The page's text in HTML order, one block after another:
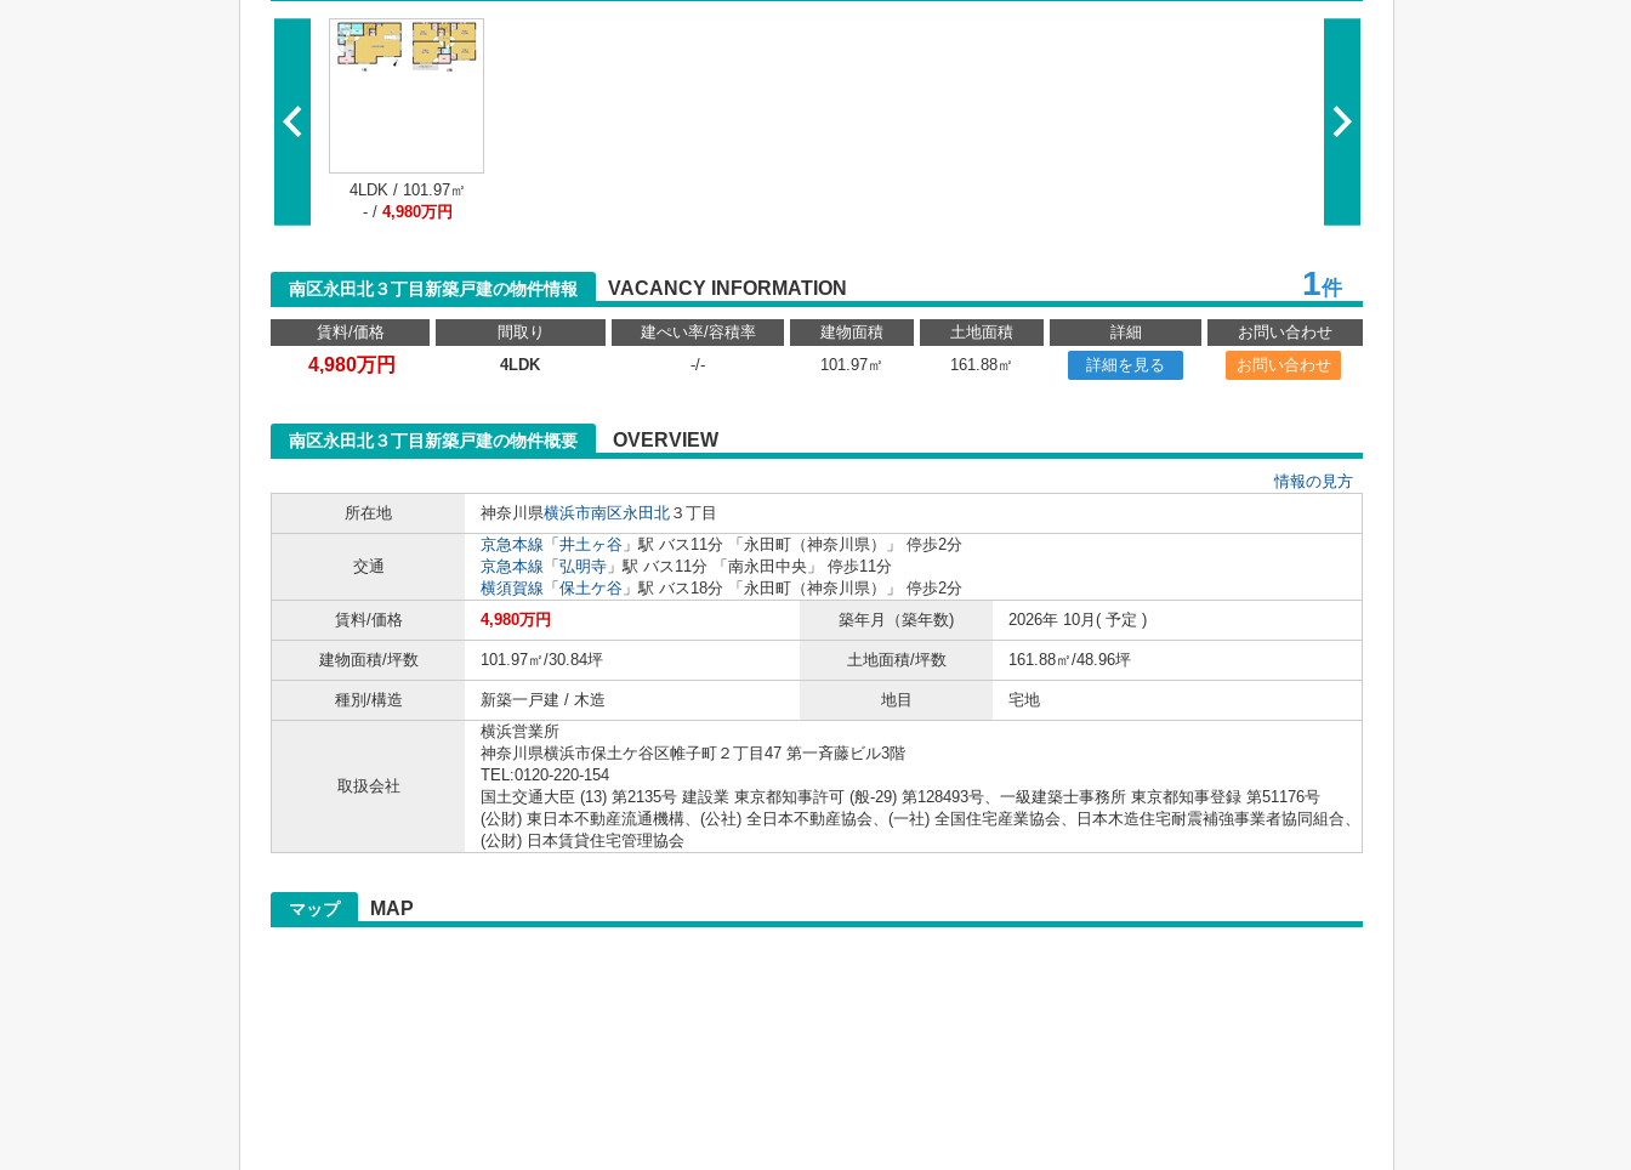
4LDK / 101.97㎡
- / 4,980万円
南区永田北３丁目新築戸建の物件情報 VACANCY INFORMATION 1件
賃料/価格 間取り 建ぺい率/容積率 建物面積 土地面積 詳細 お問い合わせ
4,980万円 4LDK -/- 101.97㎡ 161.88㎡ 詳細を見る お問い合わせ
南区永田北３丁目新築戸建の物件概要 OVERVIEW
情報の見方
所在地
神奈川県横浜市南区永田北 ３丁目
交通
京急本線 「 井土ヶ谷 」駅 バス11分 「永田町（神奈川県）」 停歩2分
京急本線 「 弘明寺 」駅 バス11分 「南永田中央」 停歩11分
横須賀線 「 保土ケ谷 」駅 バス18分 「永田町（神奈川県）」 停歩2分
賃料/価格
4,980万円 築年月（築年数) 2026年 10月( 予定 )
建物面積/坪数 101.97㎡/30.84坪 土地面積/坪数 161.88㎡/48.96坪
種別/構造 新築一戸建 / 木造 地目 宅地
取扱会社
横浜営業所
神奈川県横浜市保土ケ谷区帷子町２丁目47 第一斉藤ビル3階
TEL:0120-220-154
国土交通大臣 (13) 第2135号 建設業 東京都知事許可 (般-29) 第128493号、一級建築士事務所 東京都知事登録 第51176号
(公財) 東日本不動産流通機構、(公社) 全日本不動産協会、(一社) 全国住宅産業協会、日本木造住宅耐震補強事業者協同組合、
(公財) 日本賃貸住宅管理協会
マップ MAP